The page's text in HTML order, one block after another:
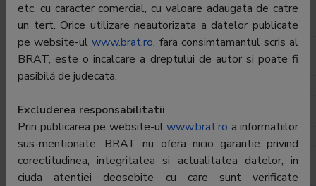
Departament Difuzare
Director:
Dana Zamfir
Telefon:
0372-130.133
E-mail:
Departament Publicitate Online
Director:
Denisa Popsor
Telefon:
0372-130.241
E-mail:
denisa.popsor@adevarulholding.ro
etc. cu caracter comercial, cu valoare adaugata de catre
un tert. Orice utilizare neautorizata a datelor publicate
pe website-ulwww.brat.ro, fara consimtamantul scris al
BRAT, este o incalcare a dreptului de autor si poate fi
pasibilă de judecata.
Excluderea responsabilitatii
Prin publicarea pe website-ulwww.brat.ro a informatiilor
sus-mentionate, BRAT nu ofera nicio garantie privind
corectitudinea, integritatea si actualitatea datelor, in
ciuda atentiei deosebite cu care sunt verificate